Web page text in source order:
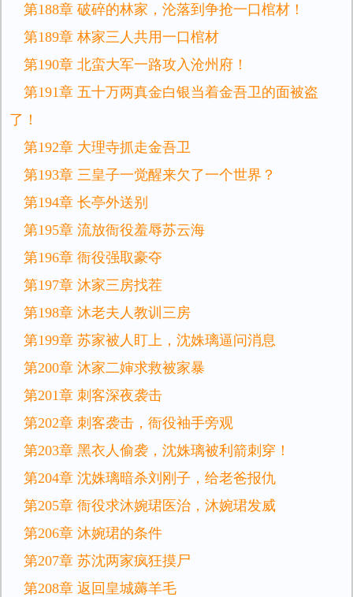
第188章 破碎的林家，沦落到争抢一口棺材！
第189章 林家三人共用一口棺材
第190章 北蛮大军一路攻入沧州府！
第191章 五十万两真金白银当着金吾卫的面被盗
了！
第192章 大理寺抓走金吾卫
第193章 三皇子一觉醒来欠了一个世界？
第194章 长亭外送别
第195章 流放衙役羞辱苏云海
第196章 衙役强取豪夺
第197章 沐家三房找茬
第198章 沐老夫人教训三房
第199章 苏家被人盯上，沈姝璃逼问消息
第200章 沐家二婶求救被家暴
第201章 刺客深夜袭击
第202章 刺客袭击，衙役袖手旁观
第203章 黑衣人偷袭，沈姝璃被利箭刺穿！
第204章 沈姝璃暗杀刘刚子，给老爸报仇
第205章 衙役求沐婉珺医治，沐婉珺发威
第206章 沐婉珺的条件
第207章 苏沈两家疯狂摸尸
第208章 返回皇城薅羊毛